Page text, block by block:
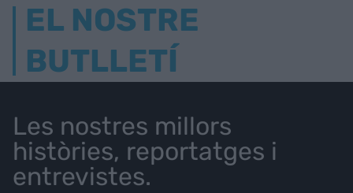
EL NOSTRE
BUTLLETÍ
Les nostres millors
històries, reportatges i
entrevistes.